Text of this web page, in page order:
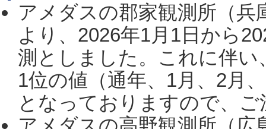
アメダスの郡家観測所（
より、2026年1月1日から
測としました。これに伴い
1位の値（通年、1月、2月
となっておりますので、